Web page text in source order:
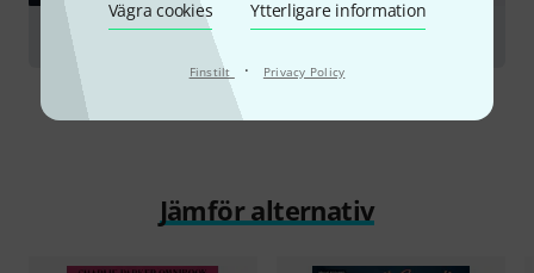
Vägra cookies Ytterligare information
Finstilt · Privacy Policy
Trumpets
Jämför alternativ